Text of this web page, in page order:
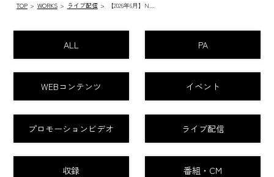
TOP WORKS ライブ配信 【2026年6月】N…
ALL PA
WEBコンテンツ イベント
プロモーションビデオ ライブ配信
収録 番組・CM